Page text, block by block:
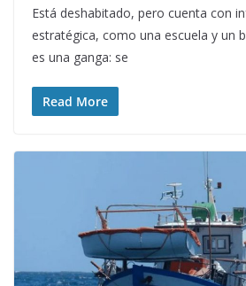
Está deshabitado, pero cuenta con
estratégica, como una escuela y un
es una ganga: se
Read More